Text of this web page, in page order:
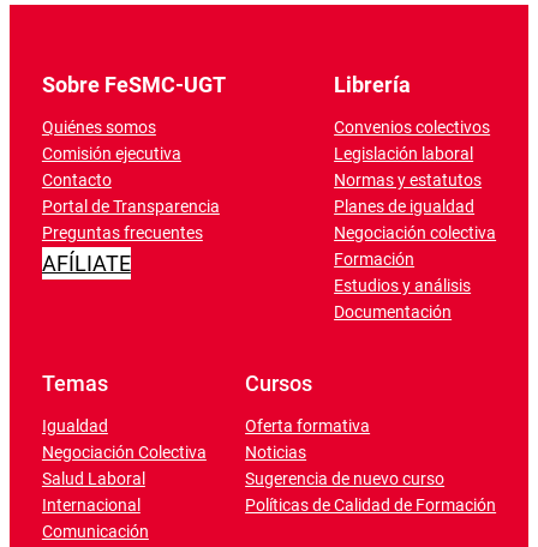
Sobre FeSMC-UGT
Quiénes somos
Comisión ejecutiva
Contacto
Portal de Transparencia
Preguntas frecuentes
AFÍLIATE
Librería
Convenios colectivos
Legislación laboral
Normas y estatutos
Planes de igualdad
Negociación colectiva
Formación
Estudios y análisis
Documentación
Temas
Igualdad
Negociación Colectiva
Salud Laboral
Internacional
Comunicación
Cursos
Oferta formativa
Noticias
Sugerencia de nuevo curso
Políticas de Calidad de Formación